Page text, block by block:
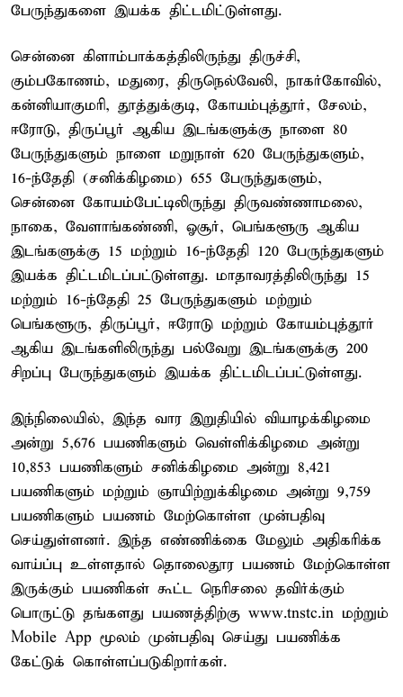
பேருந்துகளை இயக்க திட்டமிட்டுள்ளது.
சென்னை கிளாம்பாக்கத்திலிருந்து திருச்சி,
கும்பகோணம், மதுரை, திருநெல்வேலி, நாகர்கோவில்,
கன்னியாகுமரி, தூத்துக்குடி, கோயம்புத்தூர், சேலம்,
ஈரோடு, திருப்பூர் ஆகிய இடங்களுக்கு நாளை 80
பேருந்துகளும் நாளை மறுநாள் 620 பேருந்துகளும்,
16-ந்தேதி (சனிக்கிழமை) 655 பேருந்துகளும்,
சென்னை கோயம்பேட்டிலிருந்து திருவண்ணாமலை,
நாகை, வேளாங்கண்ணி, ஓசூர், பெங்களூரு ஆகிய
இடங்களுக்கு 15 மற்றும் 16-ந்தேதி 120 பேருந்துகளும்
இயக்க திட்டமிடப்பட்டுள்ளது. மாதாவரத்திலிருந்து 15
மற்றும் 16-ந்தேதி 25 பேருந்துகளும் மற்றும்
பெங்களூரு, திருப்பூர், ஈரோடு மற்றும் கோயம்புத்தூர்
ஆகிய இடங்களிலிருந்து பல்வேறு இடங்களுக்கு 200
சிறப்பு பேருந்துகளும் இயக்க திட்டமிடப்பட்டுள்ளது.
இந்நிலையில், இந்த வார இறுதியில் வியாழக்கிழமை
அன்று 5,676 பயணிகளும் வெள்ளிக்கிழமை அன்று
10,853 பயணிகளும் சனிக்கிழமை அன்று 8,421
பயணிகளும் மற்றும் ஞாயிற்றுக்கிழமை அன்று 9,759
பயணிகளும் பயணம் மேற்கொள்ள முன்பதிவு
செய்துள்ளனர். இந்த எண்ணிக்கை மேலும் அதிகரிக்க
வாய்ப்பு உள்ளதால் தொலைதூர பயணம் மேற்கொள்ள
இருக்கும் பயணிகள் கூட்ட நெரிசலை தவிர்க்கும்
பொருட்டு தங்களது பயணத்திற்கு www.tnstc.in மற்றும்
Mobile App மூலம் முன்பதிவு செய்து பயணிக்க
கேட்டுக் கொள்ளப்படுகிறார்கள்.